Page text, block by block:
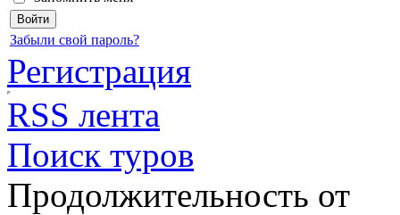
Забыли свой пароль?
Регистрация
RSS лента
Поиск туров
Продолжительность от